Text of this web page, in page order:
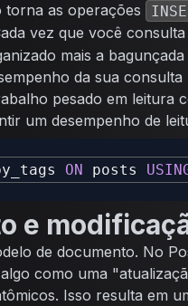
torna as operações
vez que você
mais a
da sua consulta
pesado em leitura
um desempenho de
ON posts
e
de documento. No
como uma
Isso resulta em